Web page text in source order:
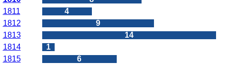
1811
4
1812
9
1813
14
1814
1
1815
6